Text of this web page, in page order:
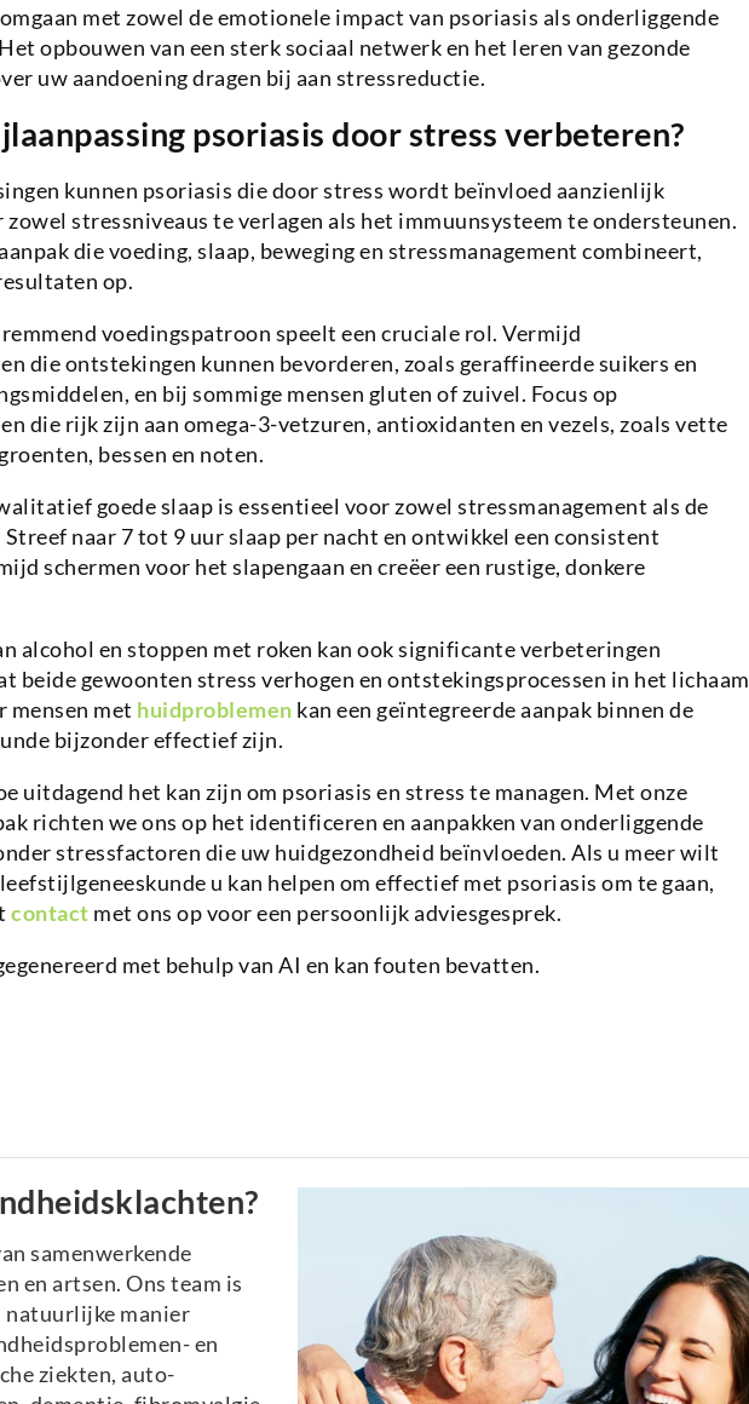
met zowel de emotionele impact van psoriasis als onderliggende
opbouwen van een sterk sociaal netwerk en het leren van gezonde
uw aandoening dragen bij aan stressreductie.
psoriasis door stress verbeteren?
kunnen psoriasis die door stress wordt beïnvloed aanzienlijk
stressniveaus te verlagen als het immuunsysteem te ondersteunen.
die voeding, slaap, beweging en stressmanagement combineert,
op.
voedingspatroon speelt een cruciale rol. Vermijd
die ontstekingen kunnen bevorderen, zoals geraffineerde suikers en
en bij sommige mensen gluten of zuivel. Focus op
die rijk zijn aan omega-3-vetzuren, antioxidanten en vezels, zoals vette
bessen en noten.
goede slaap is essentieel voor zowel stressmanagement als de
naar 7 tot 9 uur slaap per nacht en ontwikkel een consistent
schermen voor het slapengaan en creëer een rustige, donkere
alcohol en stoppen met roken kan ook significante verbeteringen
beide gewoonten stress verhogen en ontstekingsprocessen in het lichaam
mensen met huidproblemen kan een geïntegreerde aanpak binnen de
bijzonder effectief zijn.
uitdagend het kan zijn om psoriasis en stress te managen. Met onze
richten we ons op het identificeren en aanpakken van onderliggende
stressfactoren die uw huidgezondheid beïnvloeden. Als u meer wilt
u kan helpen om effectief met psoriasis om te gaan,
contact met ons op voor een persoonlijk adviesgesprek.
met behulp van AI en kan fouten bevatten.
samenwerkende
en artsen. Ons team is
natuurlijke manier
en
ziekten, auto-